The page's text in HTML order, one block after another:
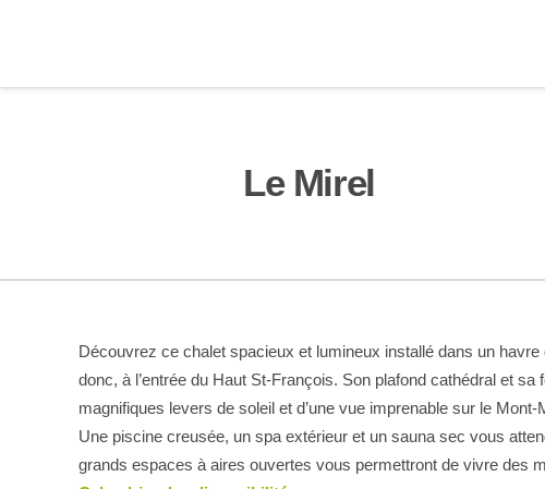
Le Mirel
Découvrez ce chalet spacieux et lumineux installé dans un
donc, à l’entrée du Haut St-François. Son plafond cathédral et
magnifiques levers de soleil et d’une vue imprenable sur le
Une piscine creusée, un spa extérieur et un sauna sec vous
grands espaces à aires ouvertes vous permettront de vivre des